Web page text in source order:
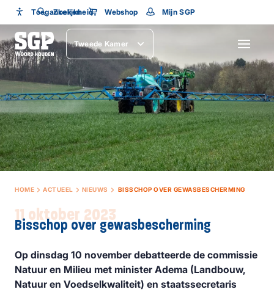
Toegankelijkheid
Toegankelijkheid
Lettergrootte
Zoeken Webshop Mijn SGP
Tweede Kamer
HOME ACTUEEL NIEUWS BISSCHOP OVER GEWASBESCHERMING
11 oktober 2023
Bisschop over gewasbescherming
Op dinsdag 10 november debatteerde de commissie
Natuur en Milieu met minister Adema (Landbouw,
Natuur en Voedselkwaliteit) en staatssecretaris